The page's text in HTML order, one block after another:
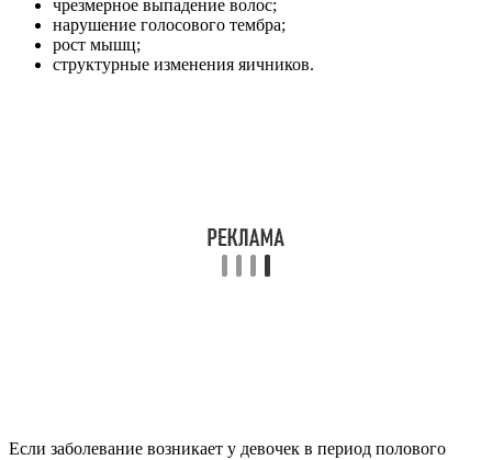
чрезмерное выпадение волос;
нарушение голосового тембра;
рост мышц;
структурные изменения яичников.
Если заболевание возникает у девочек в период полового